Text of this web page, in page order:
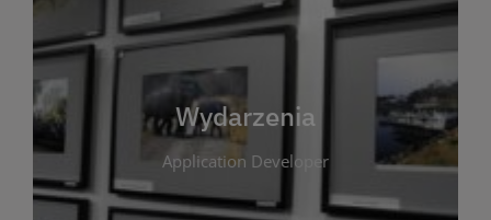
Wydarzenia
Application Developer
wszystkich wydarzeniach organizowanych przez
bibliotekę. Znajdziesz tu zapowiedzi spotkań
autorskich, warsztatów, prelekcji i zajęć
tematycznych dla różnych grup wiekowych. Każde
wydarzenie ma na celu promowanie kultury
czytelniczej oraz integrację społeczności lokalnej.
Dzięki kalendarzowi wydarzeń możesz łatwo